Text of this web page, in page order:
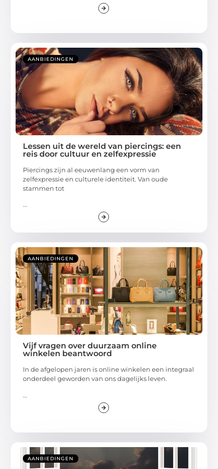
AANBIEDINGEN
Lessen uit de wereld van piercings: een
reis door cultuur en zelfexpressie
Piercings zijn al eeuwenlang een vorm van
zelfexpressie en culturele identiteit. Van oude
stammen tot
...
AANBIEDINGEN
Vijf vragen over duurzaam online
winkelen beantwoord
In de afgelopen jaren is online winkelen een integraal
onderdeel geworden van ons dagelijks leven.
...
AANBIEDINGEN